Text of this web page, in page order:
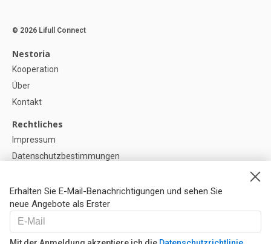
Erhalten Sie E-Mail-Benachrichtigungen und sehen Sie
neue Angebote als Erster
© 2026 Lifull Connect
Nestoria
Kooperation
Über
Kontakt
Rechtliches
Impressum
Datenschutzbestimmungen
Cookie-Einstellunge
Hilfe
FAQ